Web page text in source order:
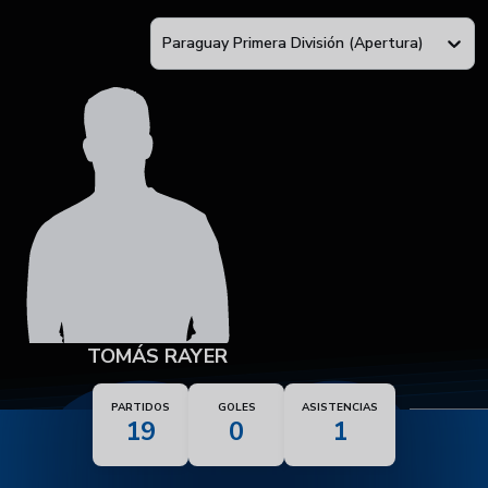
Paraguay Primera División (Apertura)
TOMÁS RAYER
PARTIDOS
19
GOLES
0
ASISTENCIAS
1